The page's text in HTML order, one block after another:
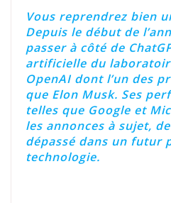
Vous reprendrez bien
Depuis le début de
passer à côté de
artificielle du
OpenAI dont l’un des
que Elon Musk. Ses
telles que Google et
les annonces à sujet,
dépassé dans un futur
technologie.